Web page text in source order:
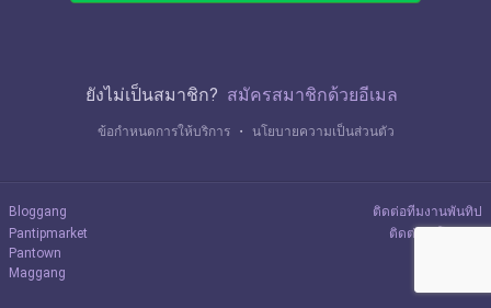
ยังไม่เป็นสมาชิก? สมัครสมาชิกด้วยอีเมล
ข้อกำหนดการให้บริการ ・ นโยบายความเป็นส่วนตัว
Bloggang
Pantipmarket
Pantown
Maggang
ติดต่อทีมงานพันทิป
ติดต่อลงโฆษณา